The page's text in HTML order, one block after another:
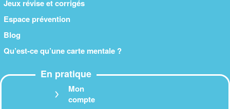
Jeux révise et corrigés
Espace prévention
Blog
Qu’est-ce qu’une carte mentale ?
En pratique
Mon
compte